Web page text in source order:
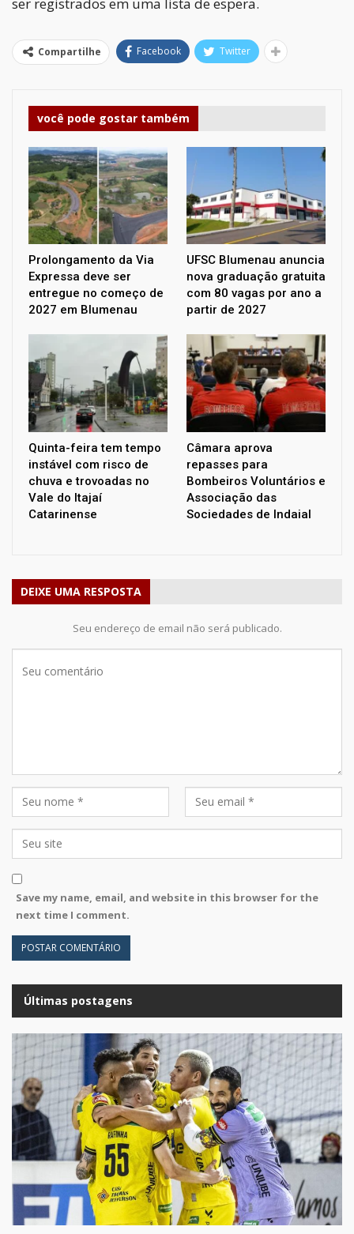
ser registrados em uma lista de espera.
Compartilhe Facebook Twitter
você pode gostar também
Prolongamento da Via
Expressa deve ser
entregue no começo de
2027 em Blumenau
UFSC Blumenau anuncia
nova graduação gratuita
com 80 vagas por ano a
partir de 2027
Quinta-feira tem tempo
instável com risco de
chuva e trovoadas no
Vale do Itajaí
Catarinense
Câmara aprova
repasses para
Bombeiros Voluntários e
Associação das
Sociedades de Indaial
DEIXE UMA RESPOSTA
Seu endereço de email não será publicado.
Save my name, email, and website in this browser for the
next time I comment.
Últimas postagens